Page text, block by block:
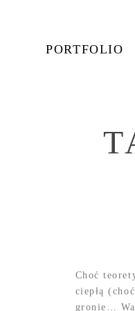
PORTFOLIO
Choć
ciepłą
gronie…